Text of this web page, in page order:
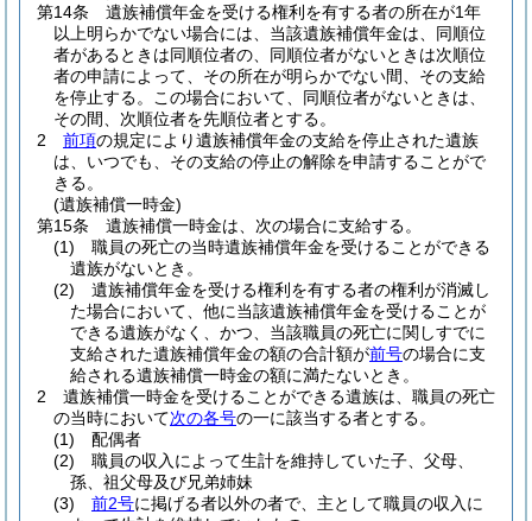
第14条
遺族補償年金を受ける権利を有する者の所在が1年
以上明らかでない場合には、当該遺族補償年金は、同順位
者があるときは同順位者の、同順位者がないときは次順位
者の申請によって、その所在が明らかでない間、その支給
を停止する。
この場合において、同順位者がないときは、
その間、次順位者を先順位者とする。
2
前項の規定により遺族補償年金の支給を停止された遺族
は、いつでも、その支給の停止の解除を申請することがで
きる。
(遺族補償一時金)
第15条
遺族補償一時金は、次の場合に支給する。
(1)
職員の死亡の当時遺族補償年金を受けることができる
遺族がないとき。
(2)
遺族補償年金を受ける権利を有する者の権利が消滅し
た場合において、他に当該遺族補償年金を受けることが
できる遺族がなく、かつ、当該職員の死亡に関しすでに
支給された遺族補償年金の額の合計額が前号の場合に支
給される遺族補償一時金の額に満たないとき。
2
遺族補償一時金を受けることができる遺族は、職員の死亡
の当時において次の各号の一に該当する者とする。
(1)
配偶者
(2)
職員の収入によって生計を維持していた子、父母、
孫、祖父母及び兄弟姉妹
(3)
前2号に掲げる者以外の者で、主として職員の収入に